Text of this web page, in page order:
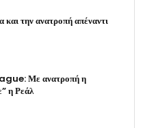
την ανατροπή απέναντι
Με ανατροπή η
η Ρεάλ